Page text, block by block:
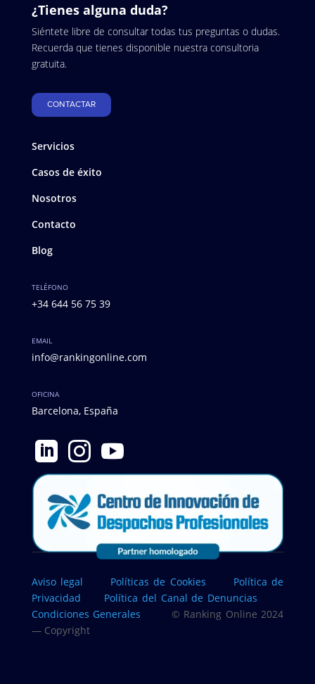
¿Tienes alguna duda?
Siéntete libre de consultar todas tus preguntas o dudas.
Recuerda que tienes disponible nuestra consultoria
gratuita.
CONTACTAR
Servicios
Casos de éxito
Nosotros
Contacto
Blog
TELÉFONO
+34 644 56 75 39
EMAIL
info@rankingonline.com
OFICINA
Barcelona, España
  
Aviso legal Políticas de Cookies Política de
Privacidad Política del Canal de Denuncias
Condiciones Generales © Ranking Online 2024
— Copyright